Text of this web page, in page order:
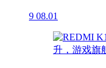
9 08.01